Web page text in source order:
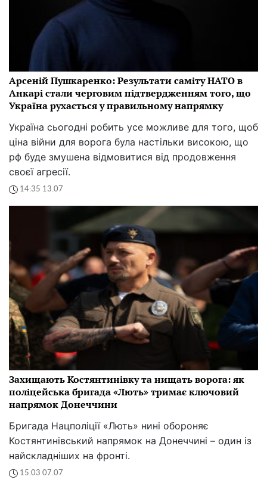
Арсеній Пушкаренко: Результати саміту НАТО в
Анкарі стали черговим підтвердженням того, що
Україна рухається у правильному напрямку
Україна сьогодні робить усе можливе для того, щоб
ціна війни для ворога була настільки високою, що
рф буде змушена відмовитися від продовження
своєї агресії.
14:35 13.07
Захищають Костянтинівку та нищать ворога: як
поліцейська бригада «Лють» тримає ключовий
напрямок Донеччини
Бригада Нацполіції «Лють» нині обороняє
Костянтинівський напрямок на Донеччині – один із
найскладніших на фронті.
15:03 07.07